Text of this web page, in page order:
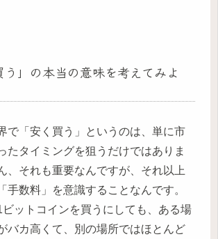
う」の本当の意味を考えてみよ
で「安く買う」というのは、単に市
たタイミングを狙うだけではありま
、それも重要なんですが、それ以上
手数料」を意識することなんです。
ットコインを買うにしても、ある場
バカ高くて、別の場所ではほとんど